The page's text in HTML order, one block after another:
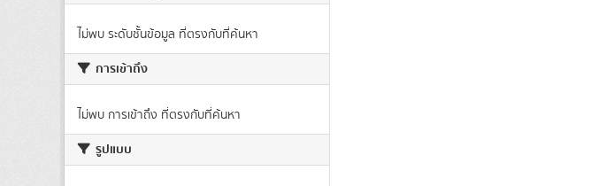
ไม่พบ ระดับชั้นข้อมูล ที่ตรงกับที่ค้นหา
การเข้าถึง
ไม่พบ การเข้าถึง ที่ตรงกับที่ค้นหา
รูปแบบ